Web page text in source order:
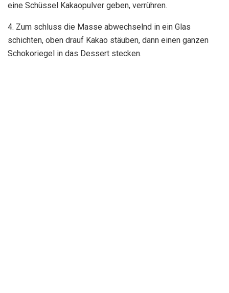
eine Schüssel Kakaopulver geben, verrühren.
4. Zum schluss die Masse abwechselnd in ein Glas
schichten, oben drauf Kakao stäuben, dann einen ganzen
Schokoriegel in das Dessert stecken.